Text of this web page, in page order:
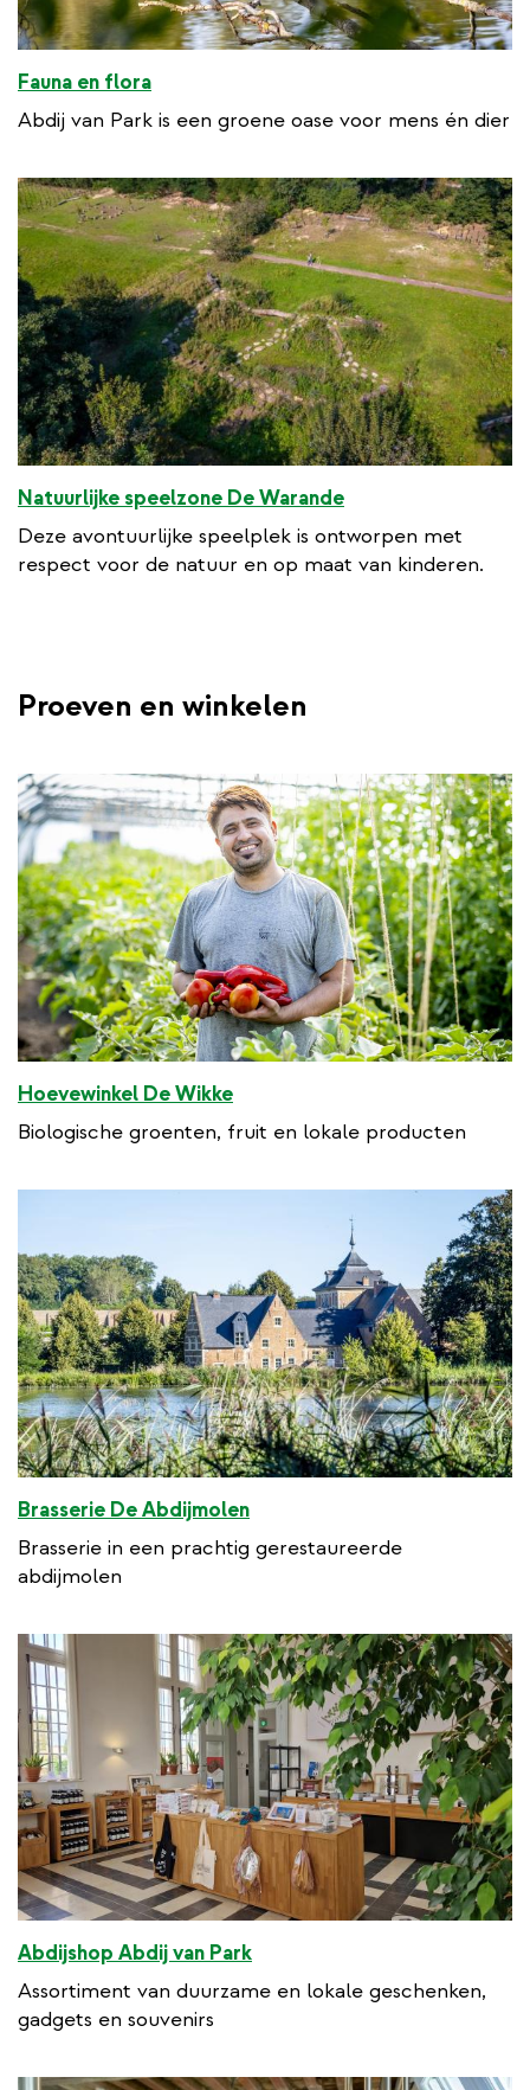
Fauna en flora
Abdij van Park is een groene oase voor mens én dier
Natuurlijke speelzone De Warande
Deze avontuurlijke speelplek is ontworpen met
respect voor de natuur en op maat van kinderen.
Proeven en winkelen
Hoevewinkel De Wikke
Biologische groenten, fruit en lokale producten
Brasserie De Abdijmolen
Brasserie in een prachtig gerestaureerde
abdijmolen
Abdijshop Abdij van Park
Assortiment van duurzame en lokale geschenken,
gadgets en souvenirs